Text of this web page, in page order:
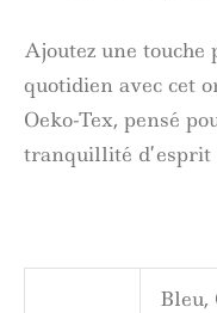
Ajoutez une touche
quotidien avec cet
Oeko-Tex, pensé
tranquillité d’esprit
Bleu,